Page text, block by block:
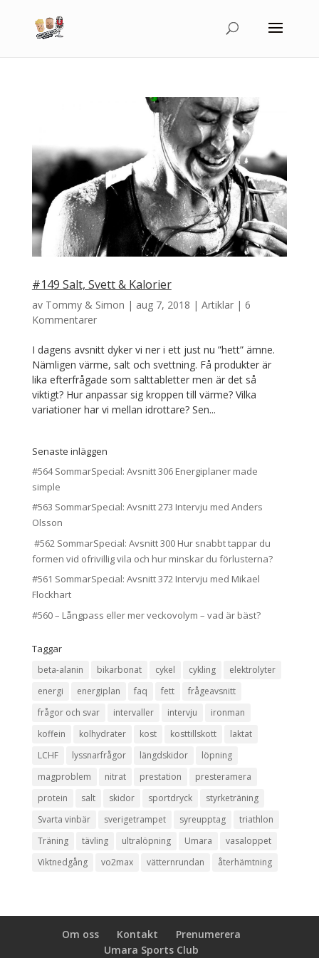
#149 Salt, Svett & Kalorier
av Tommy & Simon | aug 7, 2018 | Artiklar| 6
Kommentarer
I dagens avsnitt dyker vi ner i ett just nu ”hett” ämne.
Nämligen värme, salt och svettning. Få produkter är
lika efterfrågade som salttabletter men är det så
viktigt? Hur anpassar sig kroppen till värme? Vilka
variationer har vi mellan idrottare? Sen...
Senaste inläggen
#564 SommarSpecial: Avsnitt 306 Energiplaner made
simple
#563 SommarSpecial: Avsnitt 273 Intervju med Anders
Olsson
#562 SommarSpecial: Avsnitt 300 Hur snabbt tappar du
formen vid ofrivillig vila och hur minskar du förlusterna?
#561 SommarSpecial: Avsnitt 372 Intervju med Mikael
Flockhart
#560 – Långpass eller mer veckovolym – vad är bäst?
Taggar
beta-alanin bikarbonat cykel cykling
elektrolyter
energi
energiplan faq fett
frågeavsnitt
frågor och svar
intervaller intervju
ironman
koffein
kolhydrater kost kosttillskott
laktat
LCHF
lyssnarfrågor längdskidor
löpning
magproblem
nitrat prestation
presteramera
protein
salt skidor sportdryck
styrketräning
Svarta vinbär
sverigetrampet syreupptag
triathlon
Träning
tävling ultralöpning Umara
vasaloppet
Viktnedgång
vo2max vätternrundan återhämtning
Om oss Kontakt
Prenumerera
Umara Sports Club